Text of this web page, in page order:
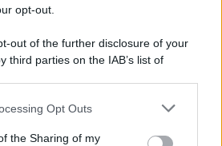
opt-out.
out of the further disclosure of your
third parties on the IAB’s list of
be disclosed by us to third parties
Opt Outs
the Sharing of my
PRIVACY